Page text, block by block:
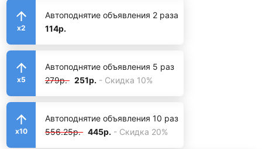
x2
Автоподнятие объявления 2 раза
114р.
x5
Автоподнятие объявления 5 раз
279р. 251р. - Скидка 10%
x10
Автоподнятие объявления 10 раз
556.25р. 445р. - Скидка 20%